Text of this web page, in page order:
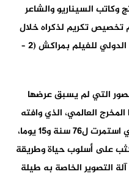
وكاتب السيناريو والشاعر
تخصيص تكريم لذكراه خلال
الدورة السادسة عشر من المهرجان الدولي للفيلم بمراكش (2 –
التي لم يسبق عرضها
العالمي، الذي وافته
المنية في 4 يوليوز المنصرم، والتي استمرت ل76 سنة و15 يوما،
على أسلوب حياة وطريقة
التصوير الخاصة به طيلة